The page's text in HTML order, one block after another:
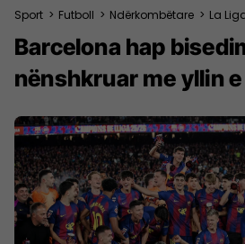
Sport > Futboll > Ndërkombëtare > La
Barcelona hap
nënshkruar me yllin